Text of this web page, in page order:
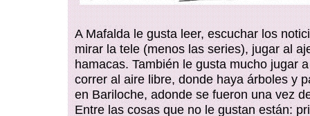
A Mafalda le gusta leer, escuchar los
mirar la tele (menos las series), jugar al
hamacas. También le gusta mucho jugar
correr al aire libre, donde haya árboles y
en Bariloche, adonde se fueron una vez
Entre las cosas que no le gustan están: